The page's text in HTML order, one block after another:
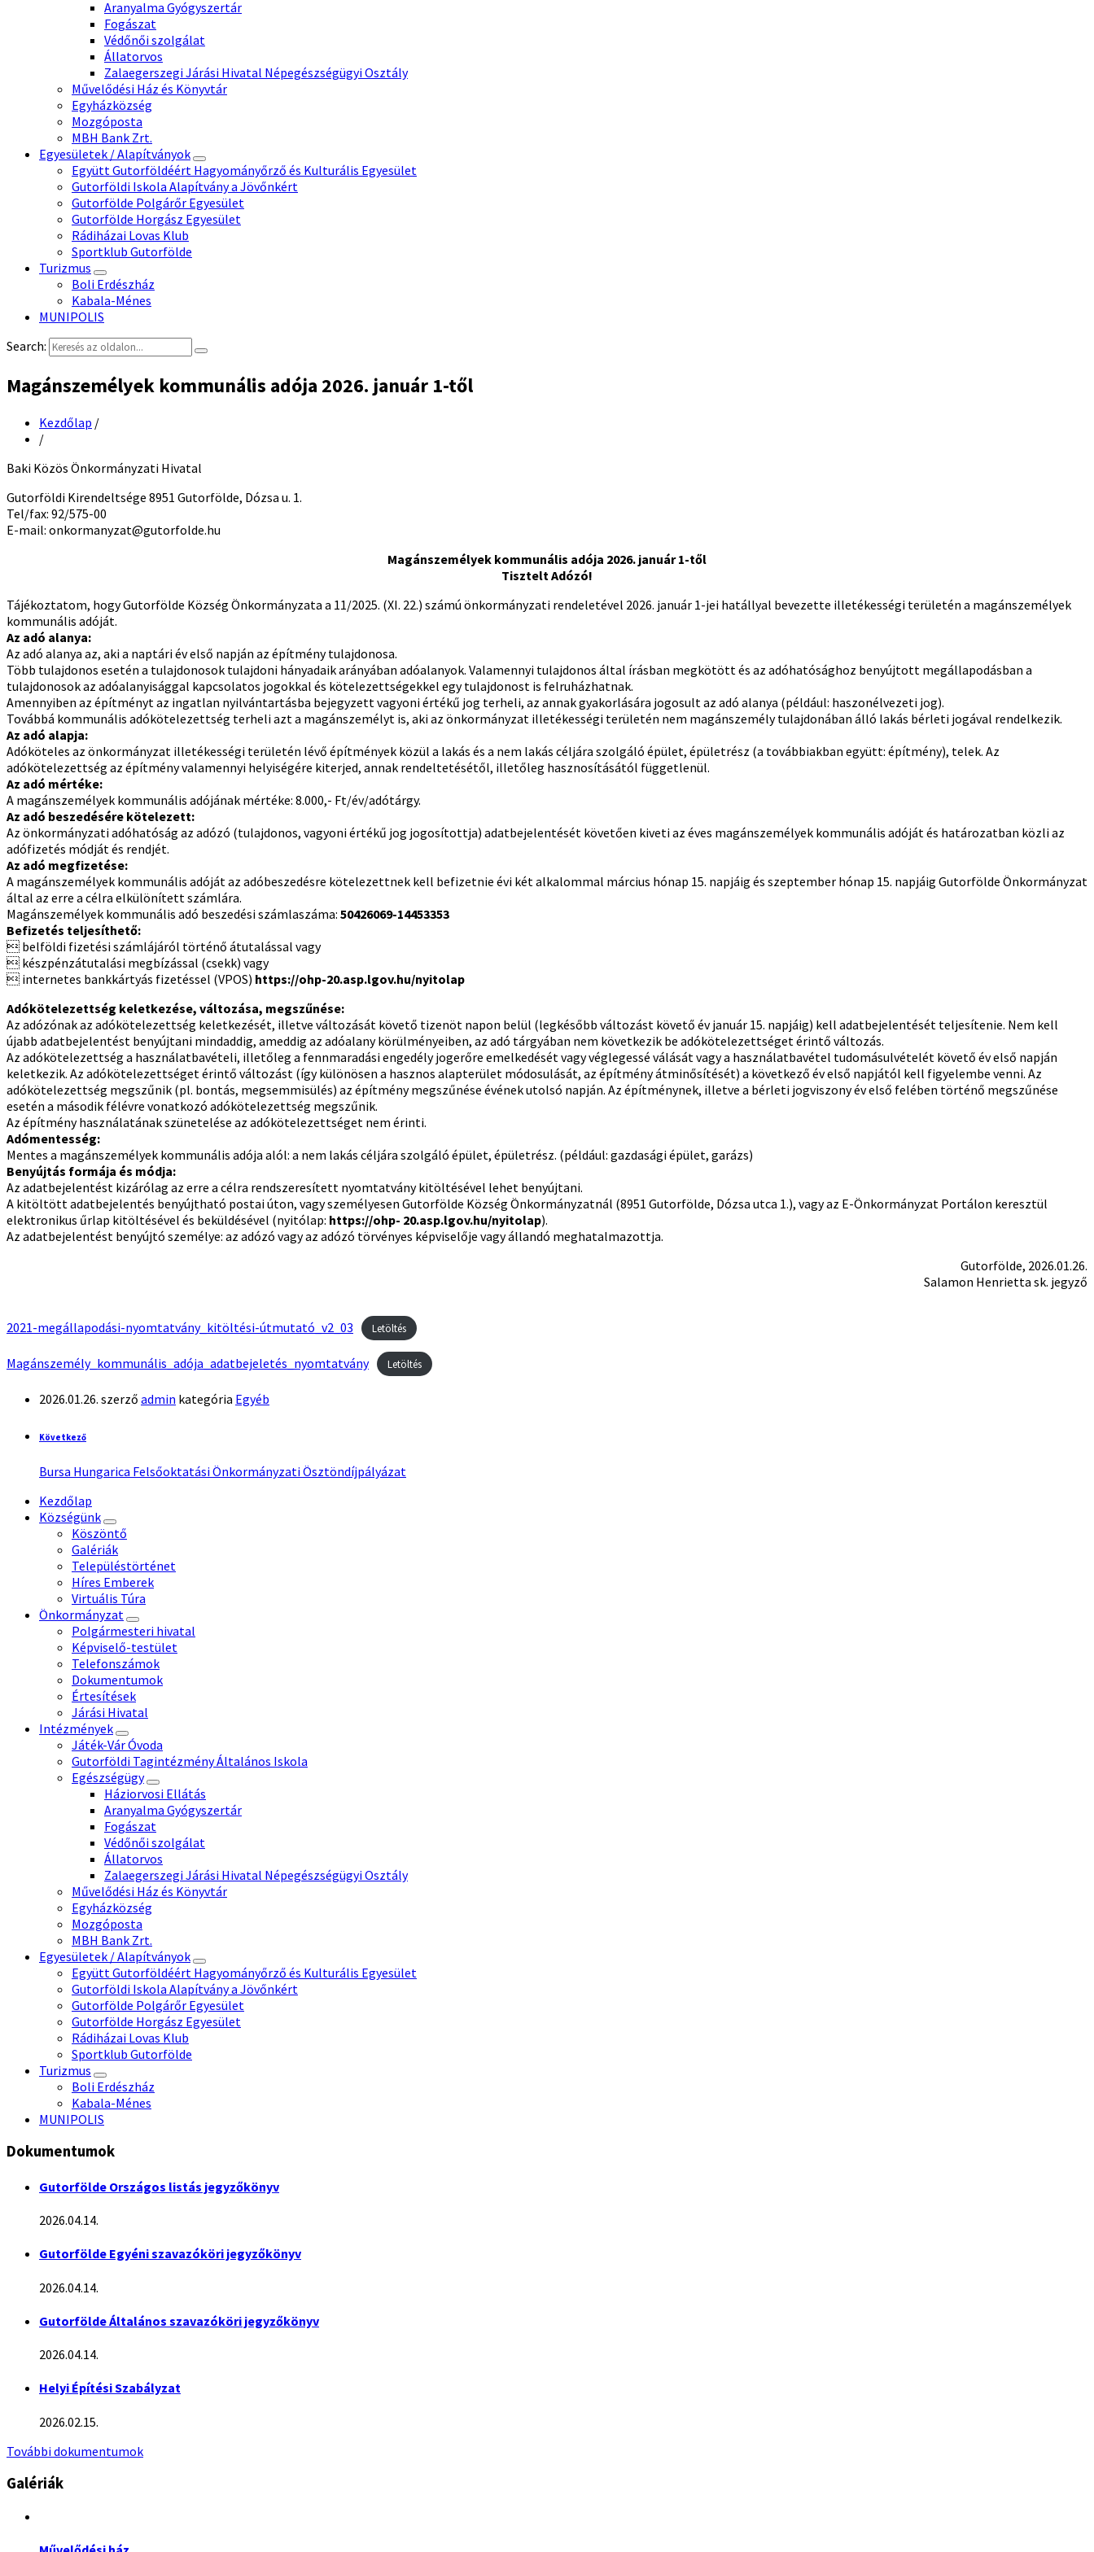
Aranyalma Gyógyszertár
Fogászat
Védőnői szolgálat
Állatorvos
Zalaegerszegi Járási Hivatal Népegészségügyi Osztály
Művelődési Ház és Könyvtár
Egyházközség
Mozgóposta
MBH Bank Zrt.
Egyesületek / Alapítványok
Együtt Gutorföldéért Hagyományőrző és Kulturális Egyesület
Gutorföldi Iskola Alapítvány a Jövőnkért
Gutorfölde Polgárőr Egyesület
Gutorfölde Horgász Egyesület
Rádiházai Lovas Klub
Sportklub Gutorfölde
Turizmus
Boli Erdészház
Kabala-Ménes
MUNIPOLIS
Search:
Magánszemélyek kommunális adója 2026. január 1-től
Kezdőlap /
/
Baki Közös Önkormányzati Hivatal
Gutorföldi Kirendeltsége 8951 Gutorfölde, Dózsa u. 1.
Tel/fax: 92/575-00
E-mail: onkormanyzat@gutorfolde.hu
Magánszemélyek kommunális adója 2026. január 1-től
Tisztelt Adózó!
Tájékoztatom, hogy Gutorfölde Község Önkormányzata a 11/2025. (XI. 22.) számú önkormányzati rendeletével 2026. január 1-jei hatállyal bevezette illetékességi területén a magánszemélyek
kommunális adóját.
Az adó alanya:
Az adó alanya az, aki a naptári év első napján az építmény tulajdonosa.
Több tulajdonos esetén a tulajdonosok tulajdoni hányadaik arányában adóalanyok. Valamennyi tulajdonos által írásban megkötött és az adóhatósághoz benyújtott megállapodásban a
tulajdonosok az adóalanyisággal kapcsolatos jogokkal és kötelezettségekkel egy tulajdonost is felruházhatnak.
Amennyiben az építményt az ingatlan nyilvántartásba bejegyzett vagyoni értékű jog terheli, az annak gyakorlására jogosult az adó alanya (például: haszonélvezeti jog).
Továbbá kommunális adókötelezettség terheli azt a magánszemélyt is, aki az önkormányzat illetékességi területén nem magánszemély tulajdonában álló lakás bérleti jogával rendelkezik.
Az adó alapja:
Adóköteles az önkormányzat illetékességi területén lévő építmények közül a lakás és a nem lakás céljára szolgáló épület, épületrész (a továbbiakban együtt: építmény), telek. Az
adókötelezettség az építmény valamennyi helyiségére kiterjed, annak rendeltetésétől, illetőleg hasznosításától függetlenül.
Az adó mértéke:
A magánszemélyek kommunális adójának mértéke: 8.000,- Ft/év/adótárgy.
Az adó beszedésére kötelezett:
Az önkormányzati adóhatóság az adózó (tulajdonos, vagyoni értékű jog jogosítottja) adatbejelentését követően kiveti az éves magánszemélyek kommunális adóját és határozatban közli az
adófizetés módját és rendjét.
Az adó megfizetése:
A magánszemélyek kommunális adóját az adóbeszedésre kötelezettnek kell befizetnie évi két alkalommal március hónap 15. napjáig és szeptember hónap 15. napjáig Gutorfölde Önkormányzat
által az erre a célra elkülönített számlára.
Magánszemélyek kommunális adó beszedési számlaszáma: 50426069-14453353
Befizetés teljesíthető:
 belföldi fizetési számlájáról történő átutalással vagy
 készpénzátutalási megbízással (csekk) vagy
 internetes bankkártyás fizetéssel (VPOS) https://ohp-20.asp.lgov.hu/nyitolap
Adókötelezettség keletkezése, változása, megszűnése:
Az adózónak az adókötelezettség keletkezését, illetve változását követő tizenöt napon belül (legkésőbb változást követő év január 15. napjáig) kell adatbejelentését teljesítenie. Nem kell
újabb adatbejelentést benyújtani mindaddig, ameddig az adóalany körülményeiben, az adó tárgyában nem következik be adókötelezettséget érintő változás.
Az adókötelezettség a használatbavételi, illetőleg a fennmaradási engedély jogerőre emelkedését vagy véglegessé válását vagy a használatbavétel tudomásulvételét követő év első napján
keletkezik. Az adókötelezettséget érintő változást (így különösen a hasznos alapterület módosulását, az építmény átminősítését) a következő év első napjától kell figyelembe venni. Az
adókötelezettség megszűnik (pl. bontás, megsemmisülés) az építmény megszűnése évének utolsó napján. Az építménynek, illetve a bérleti jogviszony év első felében történő megszűnése
esetén a második félévre vonatkozó adókötelezettség megszűnik.
Az építmény használatának szünetelése az adókötelezettséget nem érinti.
Adómentesség:
Mentes a magánszemélyek kommunális adója alól: a nem lakás céljára szolgáló épület, épületrész. (például: gazdasági épület, garázs)
Benyújtás formája és módja:
Az adatbejelentést kizárólag az erre a célra rendszeresített nyomtatvány kitöltésével lehet benyújtani.
A kitöltött adatbejelentés benyújtható postai úton, vagy személyesen Gutorfölde Község Önkormányzatnál (8951 Gutorfölde, Dózsa utca 1.), vagy az E-Önkormányzat Portálon keresztül
elektronikus űrlap kitöltésével és beküldésével (nyitólap: https://ohp- 20.asp.lgov.hu/nyitolap).
Az adatbejelentést benyújtó személye: az adózó vagy az adózó törvényes képviselője vagy állandó meghatalmazottja.
Gutorfölde, 2026.01.26.
Salamon Henrietta sk. jegyző
2021-megállapodási-nyomtatvány_kitöltési-útmutató_v2_03 Letöltés
Magánszemély_kommunális_adója_adatbejeletés_nyomtatvány Letöltés
2026.01.26. szerző admin kategória Egyéb
Következő
Bursa Hungarica Felsőoktatási Önkormányzati Ösztöndíjpályázat
Kezdőlap
Községünk
Köszöntő
Galériák
Településtörténet
Híres Emberek
Virtuális Túra
Önkormányzat
Polgármesteri hivatal
Képviselő-testület
Telefonszámok
Dokumentumok
Értesítések
Járási Hivatal
Intézmények
Játék-Vár Óvoda
Gutorföldi Tagintézmény Általános Iskola
Egészségügy
Háziorvosi Ellátás
Aranyalma Gyógyszertár
Fogászat
Védőnői szolgálat
Állatorvos
Zalaegerszegi Járási Hivatal Népegészségügyi Osztály
Művelődési Ház és Könyvtár
Egyházközség
Mozgóposta
MBH Bank Zrt.
Egyesületek / Alapítványok
Együtt Gutorföldéért Hagyományőrző és Kulturális Egyesület
Gutorföldi Iskola Alapítvány a Jövőnkért
Gutorfölde Polgárőr Egyesület
Gutorfölde Horgász Egyesület
Rádiházai Lovas Klub
Sportklub Gutorfölde
Turizmus
Boli Erdészház
Kabala-Ménes
MUNIPOLIS
Dokumentumok
Gutorfölde Országos listás jegyzőkönyv
2026.04.14.
Gutorfölde Egyéni szavazóköri jegyzőkönyv
2026.04.14.
Gutorfölde Általános szavazóköri jegyzőkönyv
2026.04.14.
Helyi Építési Szabályzat
2026.02.15.
További dokumentumok
Galériák